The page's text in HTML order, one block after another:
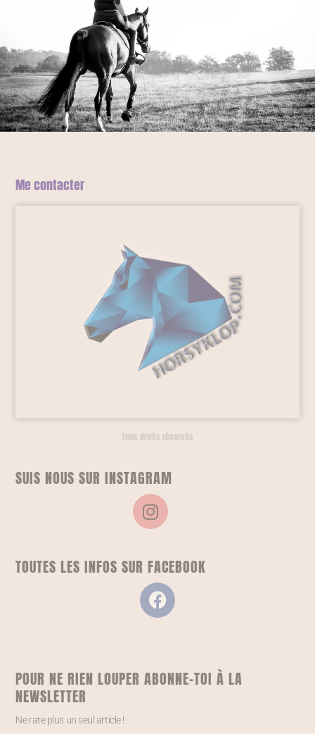
Me contacter
Tous droits réservés
SUIS NOUS SUR INSTAGRAM
TOUTES LES INFOS SUR FACEBOOK
POUR NE RIEN LOUPER ABONNE-TOI À LA
NEWSLETTER
Ne rate plus un seul article !